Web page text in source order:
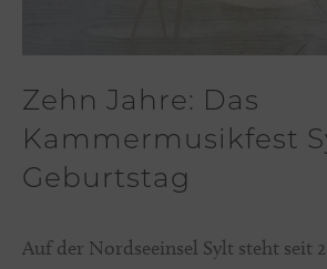
Zehn Jahre: Das
Kammermusikfest
Geburtstag
Auf der Nordseeinsel Sylt steht seit